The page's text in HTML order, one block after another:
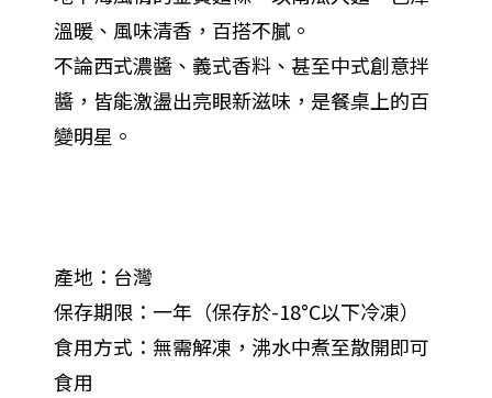
溫暖、風味清香，百搭不膩。
不論西式濃醬、義式香料、甚至中式創意拌
醬，皆能激盪出亮眼新滋味，是餐桌上的百
變明星。
產地：台灣
保存期限：一年（保存於-18°C以下冷凍）
食用方式：無需解凍，沸水中煮至散開即可
食用